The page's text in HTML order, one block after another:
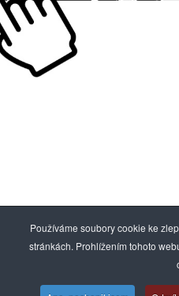
, Absolutus.cz | Prohlášení
Používáme soubory cookie ke
stránkách. Prohlížením tohoto